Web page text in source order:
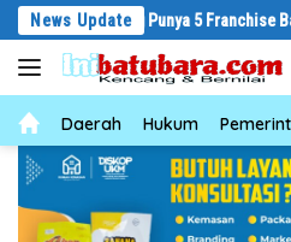
Langsung
konten
News Update
Punya 5 Franchise Baru!
NewsDaerah Hukum